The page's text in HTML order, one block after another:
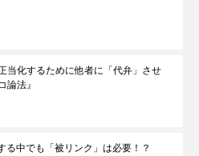
当化するために他者に「代弁」させ
論法』
る中でも「被リンク」は必要！？